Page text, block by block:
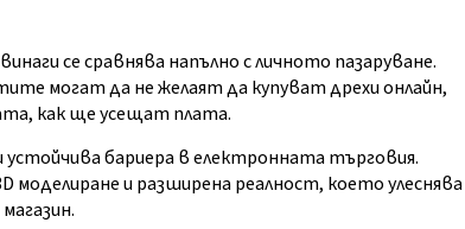
се сравнява напълно с личното пазаруване.
могат да не желаят да купуват дрехи онлайн,
как ще усещат плата.
бариера в електронната търговия.
моделиране и разширена реалност, което улеснява